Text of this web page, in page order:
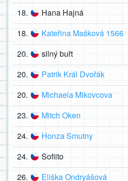
18. Hana Hajná
18. Kateřina Mašková 1566
20. silný buřt
20. Patrik Král Dvořák
20. Michaela Mikovcova
23. Mitch Oken
24. Honza Smutny
24. Sofiito
26. Eliška Ondryášová